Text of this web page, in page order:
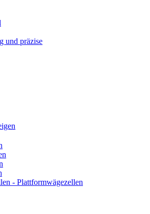
und präzise
- Plattformwägezellen